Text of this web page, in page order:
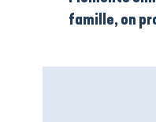
famille, on